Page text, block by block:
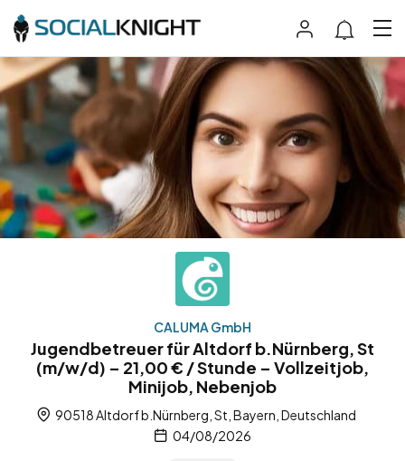
CALUMA GmbH
Jugendbetreuer für Altdorf b.Nürnberg, St
(m/w/d) – 21,00 € / Stunde – Vollzeitjob,
Minijob, Nebenjob
90518 Altdorf b.Nürnberg, St, Bayern, Deutschland
04/08/2026